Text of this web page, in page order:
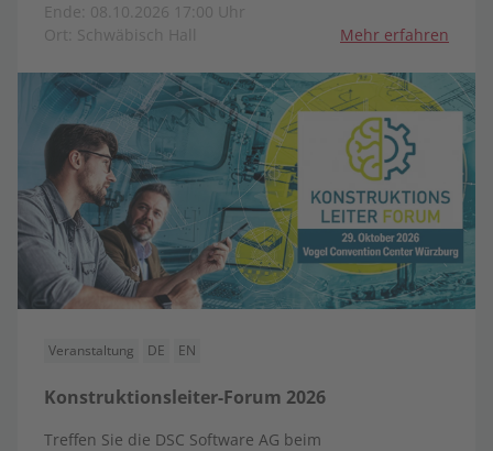
Ende: 08.10.2026 17:00 Uhr
Ort: Schwäbisch Hall
Mehr erfahren
Veranstaltung DE EN
Konstruktionsleiter-Forum 2026
Treffen Sie die DSC Software AG beim